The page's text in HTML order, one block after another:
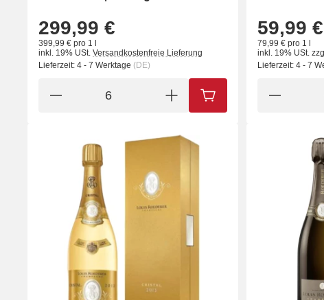
299,99 €
399,99 € pro 1 l
inkl. 19% USt. Versandkostenfreie Lieferung
Lieferzeit: 4 - 7 Werktage (DE)
IN DEN WARENKORB
59,99 €
79,99 € pro 1 l
inkl. 19% USt.
Lieferzeit: 4 - 7